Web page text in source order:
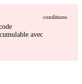
conditions
avec